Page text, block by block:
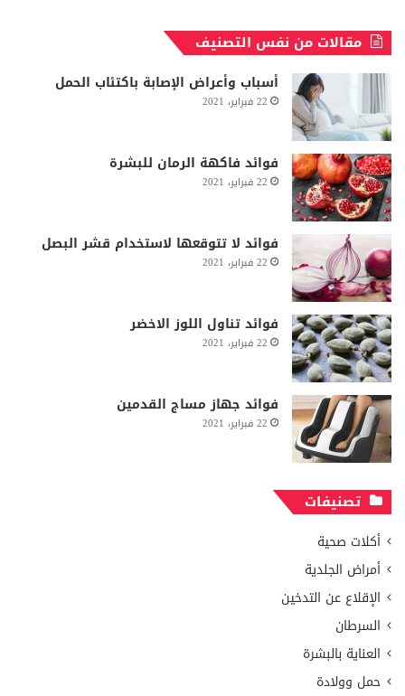
مقالات من نفس التصنيف
أسباب وأعراض الإصابة باكتئاب الحمل
22 فبراير، 2021
فوائد فاكهة الرمان للبشرة
22 فبراير، 2021
فوائد لا تتوقعها لاستخدام قشر البصل
22 فبراير، 2021
فوائد تناول اللوز الاخضر
22 فبراير، 2021
فوائد جهاز مساج القدمين
22 فبراير، 2021
تصنيفات
أكلات صحية
أمراض الجلدية
الإقلاع عن التدخين
السرطان
العناية بالبشرة
حمل وولادة